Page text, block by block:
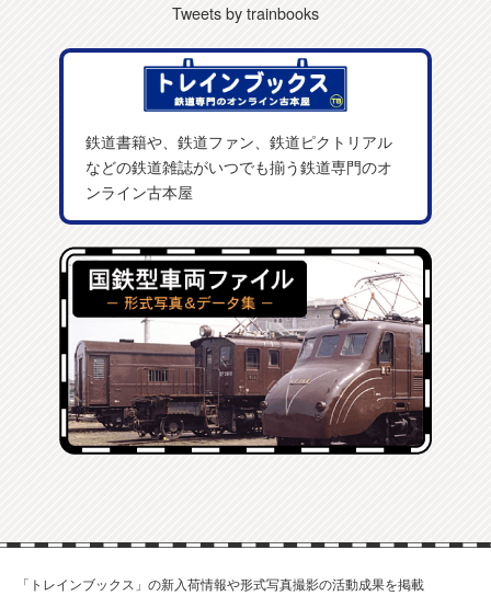
Tweets by trainbooks
鉄道書籍や、鉄道ファン、鉄道ピクトリアル
などの鉄道雑誌がいつでも揃う鉄道専門のオ
ンライン古本屋
「トレインブックス」の新入荷情報や形式写真撮影の活動成果を掲載